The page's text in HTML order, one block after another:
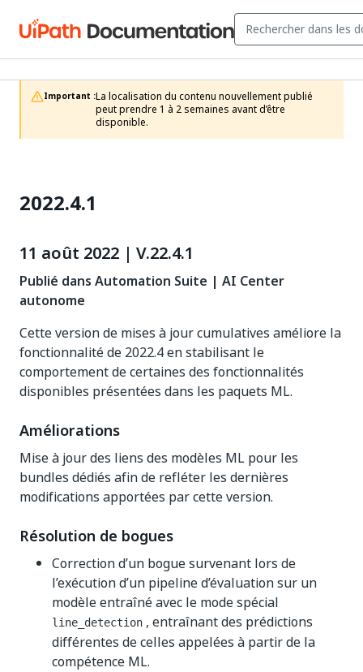
Important :La localisation du contenu nouvellement publié
peut prendre 1 à 2 semaines avant d’être
disponible.
2022.4.1
11 août 2022 | V.22.4.1
Publié dans Automation Suite | AI Center
autonome
Cette version de mises à jour cumulatives améliore la
fonctionnalité de 2022.4 en stabilisant le
comportement de certaines des fonctionnalités
disponibles présentées dans les paquets ML.
Améliorations
Mise à jour des liens des modèles ML pour les
bundles dédiés afin de refléter les dernières
modifications apportées par cette version.
Résolution de bogues
Correction d’un bogue survenant lors de
l’exécution d’un pipeline d’évaluation sur un
modèle entraîné avec le mode spécial
line_detection , entraînant des prédictions
différentes de celles appelées à partir de la
compétence ML.